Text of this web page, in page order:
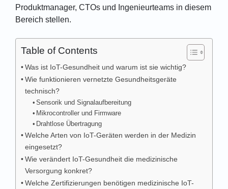
Produktmanager, CTOs und Ingenieurteams in diesem
Bereich stellen.
Table of Contents
Was ist IoT-Gesundheit und warum ist sie wichtig?
Wie funktionieren vernetzte Gesundheitsgeräte
technisch?
Sensorik und Signalaufbereitung
Mikrocontroller und Firmware
Drahtlose Übertragung
Welche Arten von IoT-Geräten werden in der Medizin
eingesetzt?
Wie verändert IoT-Gesundheit die medizinische
Versorgung konkret?
Welche Zertifizierungen benötigen medizinische IoT-